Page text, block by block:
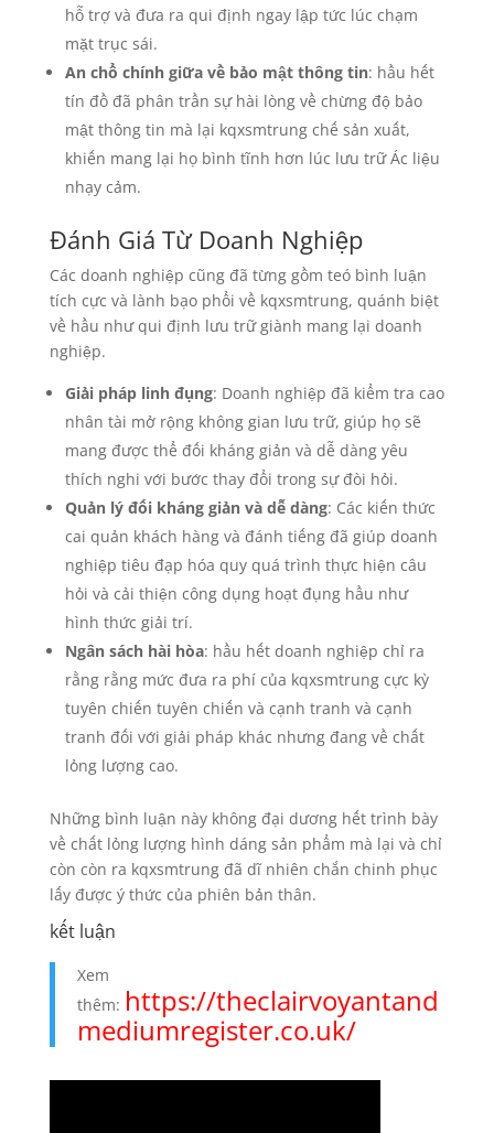
hỗ trợ và đưa ra qui định ngay lập tức lúc chạm
mặt trục sái.
An chổ chính giữa về bảo mật thông tin: hầu hết
tín đồ đã phân trần sự hài lòng về chừng độ bảo
mật thông tin mà lại kqxsmtrung chế sản xuất,
khiến mang lại họ bình tĩnh hơn lúc lưu trữ Ác liệu
nhạy cảm.
Đánh Giá Từ Doanh Nghiệp
Các doanh nghiệp cũng đã từng gồm teó bình luận
tích cực và lành bạo phổi về kqxsmtrung, quánh biệt
về hầu như qui định lưu trữ giành mang lại doanh
nghiệp.
Giải pháp linh đụng: Doanh nghiệp đã kiểm tra cao
nhân tài mở rộng không gian lưu trữ, giúp họ sẽ
mang được thể đối kháng giản và dễ dàng yêu
thích nghi với bước thay đổi trong sự đòi hỏi.
Quản lý đối kháng giản và dễ dàng: Các kiến thức
cai quản khách hàng và đánh tiếng đã giúp doanh
nghiệp tiêu đạp hóa quy quá trình thực hiện câu
hỏi và cải thiện công dụng hoạt đụng hầu như
hình thức giải trí.
Ngân sách hài hòa: hầu hết doanh nghiệp chỉ ra
rằng rằng mức đưa ra phí của kqxsmtrung cực kỳ
tuyên chiến tuyên chiến và cạnh tranh và cạnh
tranh đối với giải pháp khác nhưng đang về chất
lỏng lượng cao.
Những bình luận này không đại dương hết trình bày
về chất lỏng lượng hình dáng sản phẩm mà lại và chỉ
còn còn ra kqxsmtrung đã dĩ nhiên chắn chinh phục
lấy được ý thức của phiên bản thân.
kết luận
Xem
thêm: https://theclairvoyantand
mediumregister.co.uk/